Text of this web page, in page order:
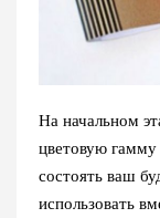
На начальном
цветовую гамму
состоять ваш
использовать